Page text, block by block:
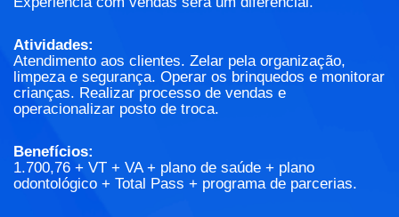
Atividades:
Atendimento aos clientes. Zelar pela organização,
limpeza e segurança. Operar os brinquedos e monitorar
crianças. Realizar processo de vendas e
operacionalizar posto de troca.
Benefícios:
1.700,76 + VT + VA + plano de saúde + plano
odontológico + Total Pass + programa de parcerias.